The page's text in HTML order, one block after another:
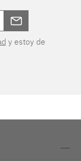
y estoy de